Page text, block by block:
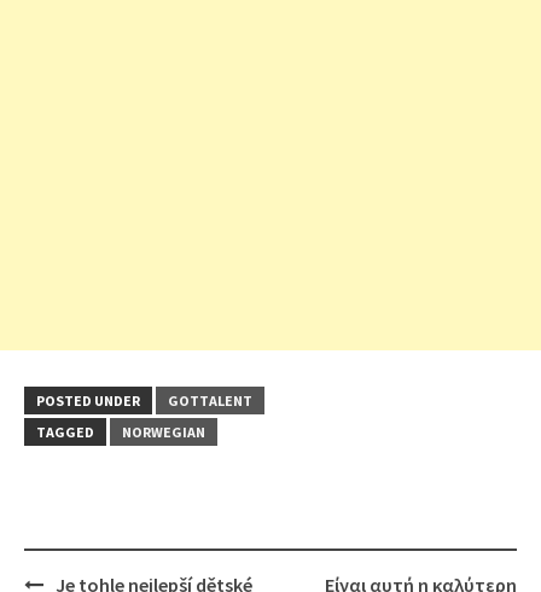
POSTED UNDER
GOTTALENT
TAGGED
NORWEGIAN
PostJe tohle nejlepší dětské
Είναι αυτή η καλύτερη